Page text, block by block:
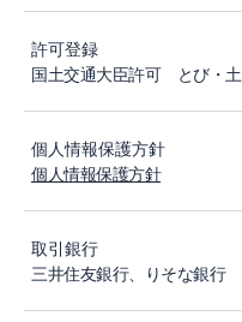
許可登録
国土交通大臣許可 とび・土
個人情報保護方針
個人情報保護方針
取引銀行
三井住友銀行、りそな銀行